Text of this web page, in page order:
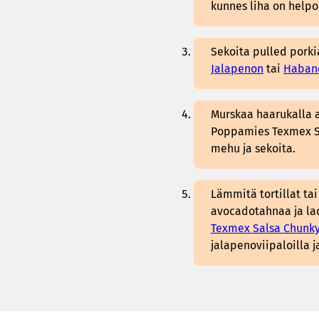
kunnes liha on
Sekoita pulled
Jalapenon tai
Murskaa
Poppamies Texmex
mehu ja sekoita.
Lämmitä tortillat tai
avocadotahnaa ja
Texmex Salsa
jalapenoviipaloilla